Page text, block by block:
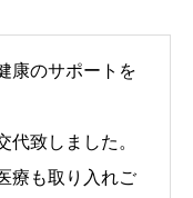
康のサポートを
代致しました。
療も取り入れご